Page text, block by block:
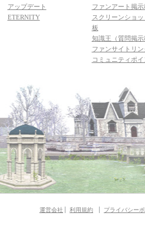
アップデート
ETERNITY
ファンアート掲示
スクリーンショ
板
知識王（質問掲示
ファンサイトリン
コミュニティポイ
運営会社 利用規約 プライバシー